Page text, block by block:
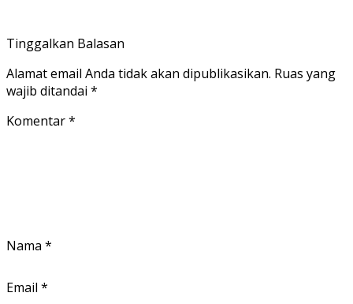
Tinggalkan Balasan
Alamat email Anda tidak akan dipublikasikan. Ruas yang
wajib ditandai *
Komentar*
Nama *
Email *